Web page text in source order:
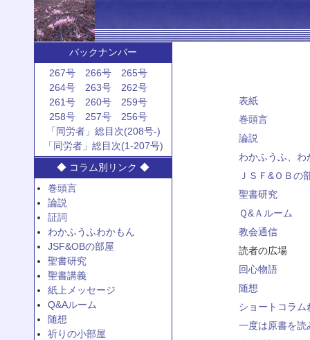
バックナンバー
267号
266号
265号
264号
263号
262号
261号
260号
259号
258号
257号
256号
「同労者」総目次(208号-)
「同労者」総目次(1-207号)
◆ コラム別リンク ◆
巻頭言
論説
証詞
わかふうふわかもん
JSF&OBの部屋
聖書研究
聖書講義
紙上メッセージ
Q&Aルーム
随想
祈りの小部屋
表紙
巻頭言
論説
わかふうふ、わ
ＪＳＦ&ＯＢの
聖書研究
Ｑ&Ａルーム
教会通信
読者の広場
回心物語
随想
ショートコラム
一度は原書を読